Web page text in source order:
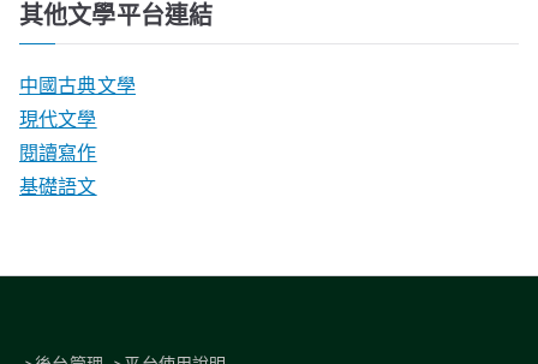
其他文學平台連結
中國古典文學
現代文學
閱讀寫作
基礎語文